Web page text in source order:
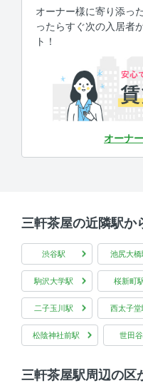
オーナー様に寄り添っ
ったらすぐ次の入居者
ト！
オーナ
三軒茶屋の近隣駅か
渋谷駅 池尻大橋
駒沢大学駅 桜新町
二子玉川駅 西太子堂
松陰神社前駅 世田
三軒茶屋駅周辺の区